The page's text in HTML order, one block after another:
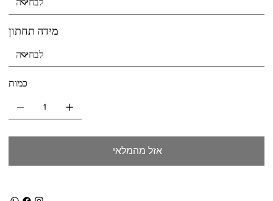
מידה תחתון
כמות
אזל מהמלאי